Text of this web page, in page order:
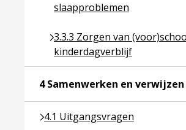
slaapproblemen
3.3.3 Zorgen van
kinderdagverblijf
Ga naar pagina over 3.3.3
4 Samenwerken en verwijzen
4.1 Uitgangsvragen
Ga naar pagina over 4.1